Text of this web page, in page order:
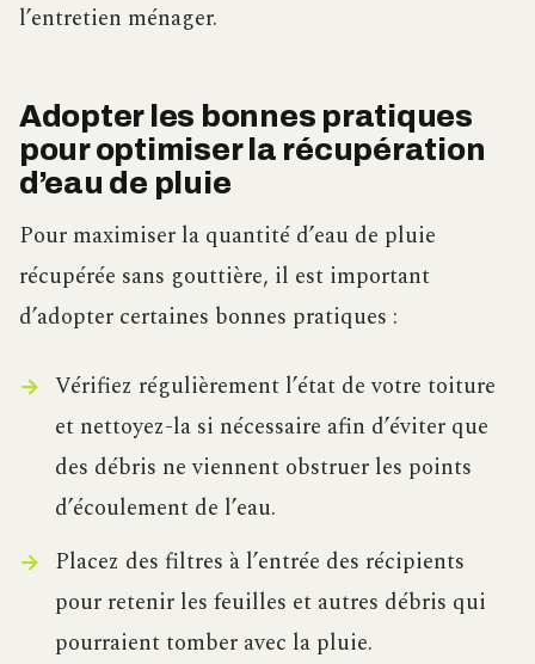
l’entretien ménager.
Adopter les bonnes pratiques
pour optimiser la récupération
d’eau de pluie
Pour maximiser la quantité d’eau de pluie
récupérée sans gouttière, il est important
d’adopter certaines bonnes pratiques :
Vérifiez régulièrement l’état de votre toiture
et nettoyez-la si nécessaire afin d’éviter que
des débris ne viennent obstruer les points
d’écoulement de l’eau.
Placez des filtres à l’entrée des récipients
pour retenir les feuilles et autres débris qui
pourraient tomber avec la pluie.